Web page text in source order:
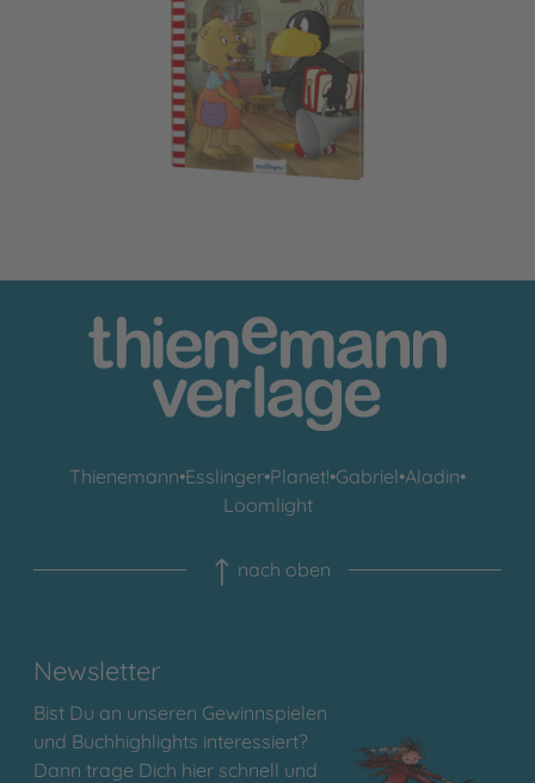
Der kleine Rabe Socke: Rette sich, wer kann! und andere
Thienemann•Esslinger•Planet!•Gabriel•Aladin•
Loomlight
nach oben
Newsletter
Bist Du an unseren Gewinnspielen
und Buchhighlights interessiert?
Dann trage Dich hier schnell und